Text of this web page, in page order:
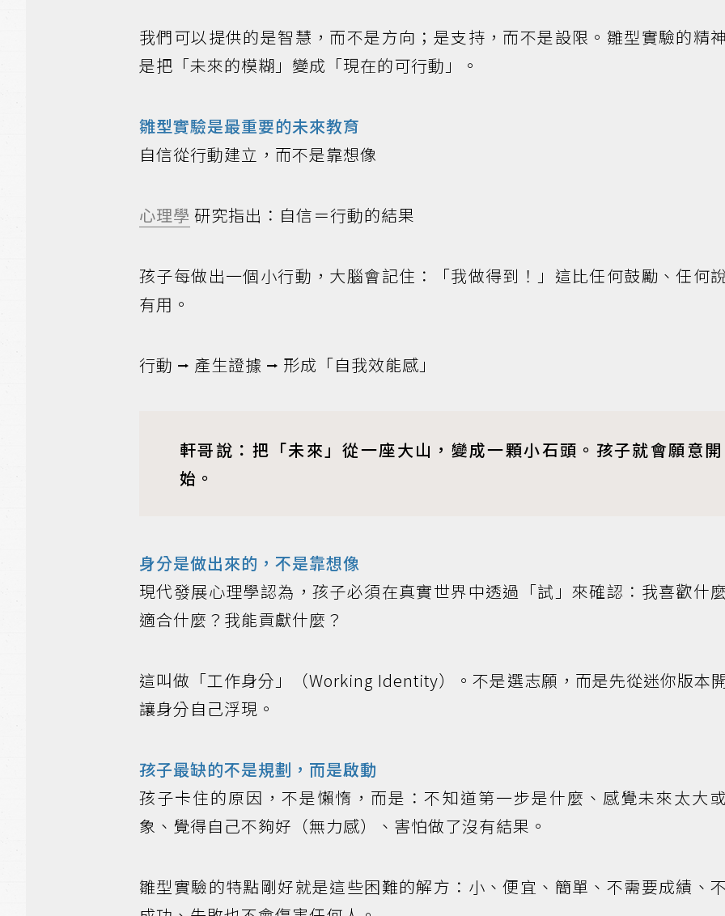
我們可以提供的是智慧，而不是方向；是支持，而不是設限。雛型實驗的精
是把「未來的模糊」變成「現在的可行動」。
雛型實驗是最重要的未來教育
自信從行動建立，而不是靠想像
心理學 研究指出：自信＝行動的結果
孩子每做出一個小行動，大腦會記住：「我做得到！」這比任何鼓勵、任何
有用。
行動 ⭢ 產生證據 ⭢ 形成「自我效能感」
軒哥說：把「未來」從一座大山，變成一顆小石頭。孩子就會願意開
始。
身分是做出來的，不是靠想像
現代發展心理學認為，孩子必須在真實世界中透過「試」來確認：我喜歡什
適合什麼？我能貢獻什麼？
這叫做「工作身分」（Working Identity）。不是選志願，而是先從迷你版本
讓身分自己浮現。
孩子最缺的不是規劃，而是啟動
孩子卡住的原因，不是懶惰，而是：不知道第一步是什麼、感覺未來太大
象、覺得自己不夠好（無力感）、害怕做了沒有結果。
雛型實驗的特點剛好就是這些困難的解方：小、便宜、簡單、不需要成績、